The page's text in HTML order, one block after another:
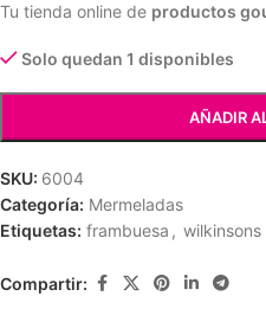
Tu tienda online de productos
Solo quedan 1 disponibles
AÑADIR
SKU: 6004
Categoría: Mermeladas
Etiquetas: frambuesa , wilkinsons
Compartir: